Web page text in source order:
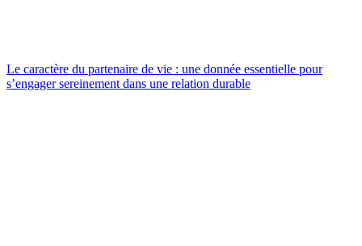
Le caractère du partenaire de vie : une donnée essentielle pour
s’engager sereinement dans une relation durable